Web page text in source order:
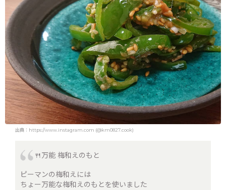
出典：https://www.instagram.com (@km0827.cook)
🍴万能 梅和えのもと
ピーマンの梅和えには
ちょー万能な梅和えのもとを使いました